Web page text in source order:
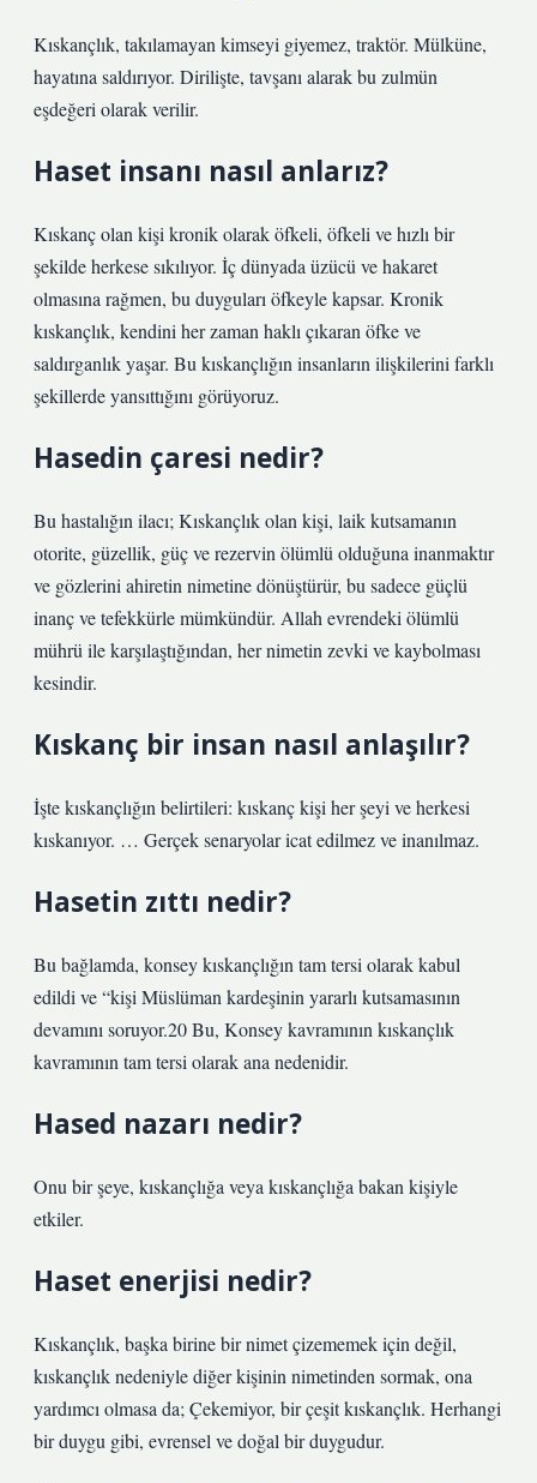
Kıskançlık, takılamayan kimseyi giyemez, traktör. Mülküne,
hayatına saldırıyor. Dirilişte, tavşanı alarak bu zulmün
eşdeğeri olarak verilir.
Haset insanı nasıl anlarız?
Kıskanç olan kişi kronik olarak öfkeli, öfkeli ve hızlı bir
şekilde herkese sıkılıyor. İç dünyada üzücü ve hakaret
olmasına rağmen, bu duyguları öfkeyle kapsar. Kronik
kıskançlık, kendini her zaman haklı çıkaran öfke ve
saldırganlık yaşar. Bu kıskançlığın insanların ilişkilerini farklı
şekillerde yansıttığını görüyoruz.
Hasedin çaresi nedir?
Bu hastalığın ilacı; Kıskançlık olan kişi, laik kutsamanın
otorite, güzellik, güç ve rezervin ölümlü olduğuna inanmaktır
ve gözlerini ahiretin nimetine dönüştürür, bu sadece güçlü
inanç ve tefekkürle mümkündür. Allah evrendeki ölümlü
mührü ile karşılaştığından, her nimetin zevki ve kaybolması
kesindir.
Kıskanç bir insan nasıl anlaşılır?
İşte kıskançlığın belirtileri: kıskanç kişi her şeyi ve herkesi
kıskanıyor. … Gerçek senaryolar icat edilmez ve inanılmaz.
Hasetin zıttı nedir?
Bu bağlamda, konsey kıskançlığın tam tersi olarak kabul
edildi ve “kişi Müslüman kardeşinin yararlı kutsamasının
devamını soruyor.20 Bu, Konsey kavramının kıskançlık
kavramının tam tersi olarak ana nedenidir.
Hased nazarı nedir?
Onu bir şeye, kıskançlığa veya kıskançlığa bakan kişiyle
etkiler.
Haset enerjisi nedir?
Kıskançlık, başka birine bir nimet çizememek için değil,
kıskançlık nedeniyle diğer kişinin nimetinden sormak, ona
yardımcı olmasa da; Çekemiyor, bir çeşit kıskançlık. Herhangi
bir duygu gibi, evrensel ve doğal bir duygudur.